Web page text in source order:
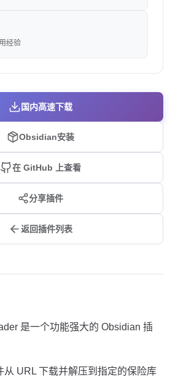
经验
国内高速下载
Obsidian安装
在 GitHub 上查看
分享插件
返回插件列表
是一个功能强大的 Obsidian 插
从 URL 下载并解压到指定的保险库